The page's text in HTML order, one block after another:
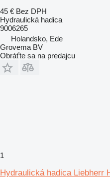
45 € Bez DPH
Hydraulická hadica
9006265
Holandsko, Ede
Grovema BV
Obráťte sa na predajcu
1
Hydraulická hadica Liebherr